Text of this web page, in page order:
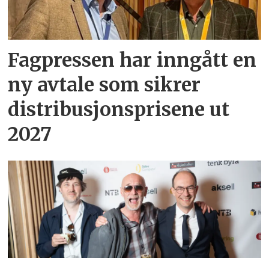
Fagpressen har inngått en
ny avtale som sikrer
distribusjonsprisene ut
2027